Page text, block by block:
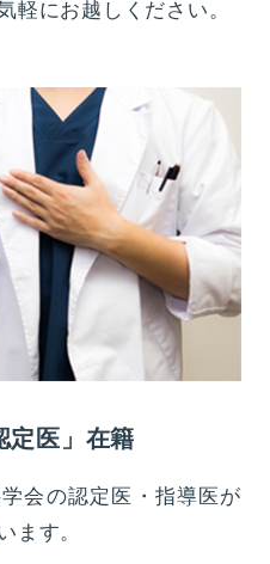
軽にお越しください。
定医」在籍
会の認定医・指導医が
ます。